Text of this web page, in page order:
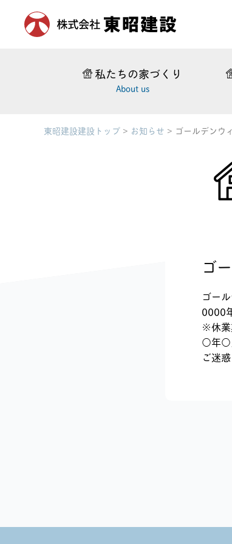
私たちの家づくり
About us
東昭建設建設トップ > お知らせ > ゴールデンウ
ゴ
ゴー
0000
※休業
○年○
ご迷